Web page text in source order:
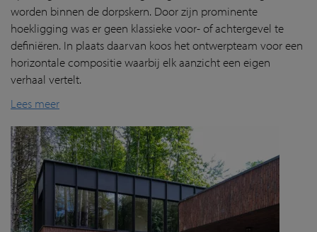
worden binnen de dorpskern. Door zijn prominente
hoekligging was er geen klassieke voor- of achtergevel te
definiëren. In plaats daarvan koos het ontwerpteam voor een
horizontale compositie waarbij elk aanzicht een eigen
verhaal vertelt.
Lees meer